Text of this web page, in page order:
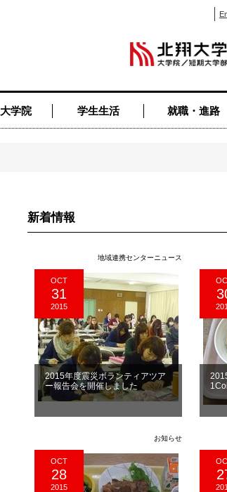
学院 学生生活 就職・進路
新着情報
地域連携センターニュース
OCT
31
2015
2015年度震災ボランティアツア
ー報告会を開催しました
お知らせ
OCT
28
2015